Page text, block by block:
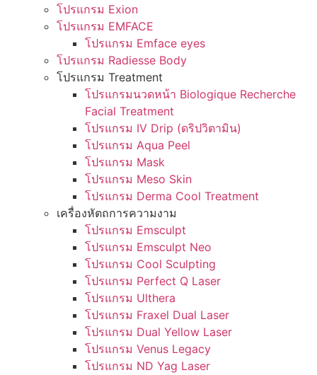
โปรแกรม Exion
โปรแกรม EMFACE
โปรแกรม Emface eyes
โปรแกรม Radiesse Body
โปรแกรม Treatment
โปรแกรมนวดหน้า Biologique Recherche
Facial Treatment
โปรแกรม IV Drip (ดริปวิตามิน)
โปรแกรม Aqua Peel
โปรแกรม Mask
โปรแกรม Meso Skin
โปรแกรม Derma Cool Treatment
เครื่องหัตถการความงาม
โปรแกรม Emsculpt
โปรแกรม Emsculpt Neo
โปรแกรม Cool Sculpting
โปรแกรม Perfect Q Laser
โปรแกรม Ulthera
โปรแกรม Fraxel Dual Laser
โปรแกรม Dual Yellow Laser
โปรแกรม Venus Legacy
โปรแกรม ND Yag Laser